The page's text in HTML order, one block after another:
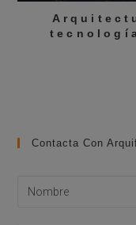
Contacta Con